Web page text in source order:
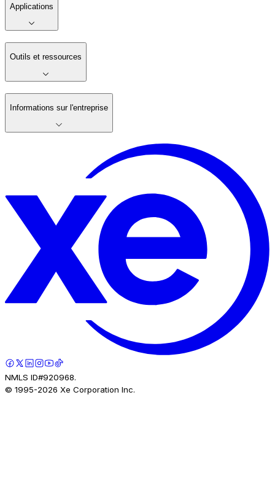
Applications
Outils et ressources
Informations sur l'entreprise
NMLS ID#920968.
© 1995-2026 Xe Corporation Inc.